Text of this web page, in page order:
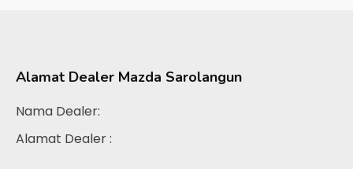
Alamat Dealer Mazda Sarolangun
Nama Dealer:
Alamat Dealer :